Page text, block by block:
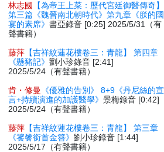
林志國
【為帝王上菜：歷代宮廷御醫傳奇】
第三篇《魏晉南北朝時代》第九章《朕的國
宴的素席》書亞錄音 [0:25] 2025/5/31（有
聲書籍）
藤萍 【吉祥紋蓮花樓卷三：青龍】 第四章
《懸豬記》劉小珍錄音 [2:41]
2025/5/24（有聲書籍）
肯・修曼
《優雅的告別》 8+9《丹尼絲的宣
言+持續演進的加護醫學》景梅錄音 [0:42]
2025/5/24（有聲書籍）
藤萍 【吉祥紋蓮花樓卷三：青龍】 第三章
《饕餮銜首金簪》劉小珍錄音 [1:44]
2025/5/17（有聲書籍）